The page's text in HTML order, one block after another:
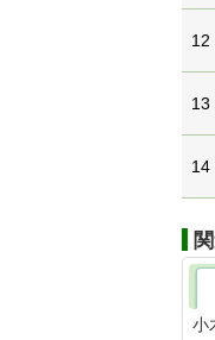
12
13
14
小